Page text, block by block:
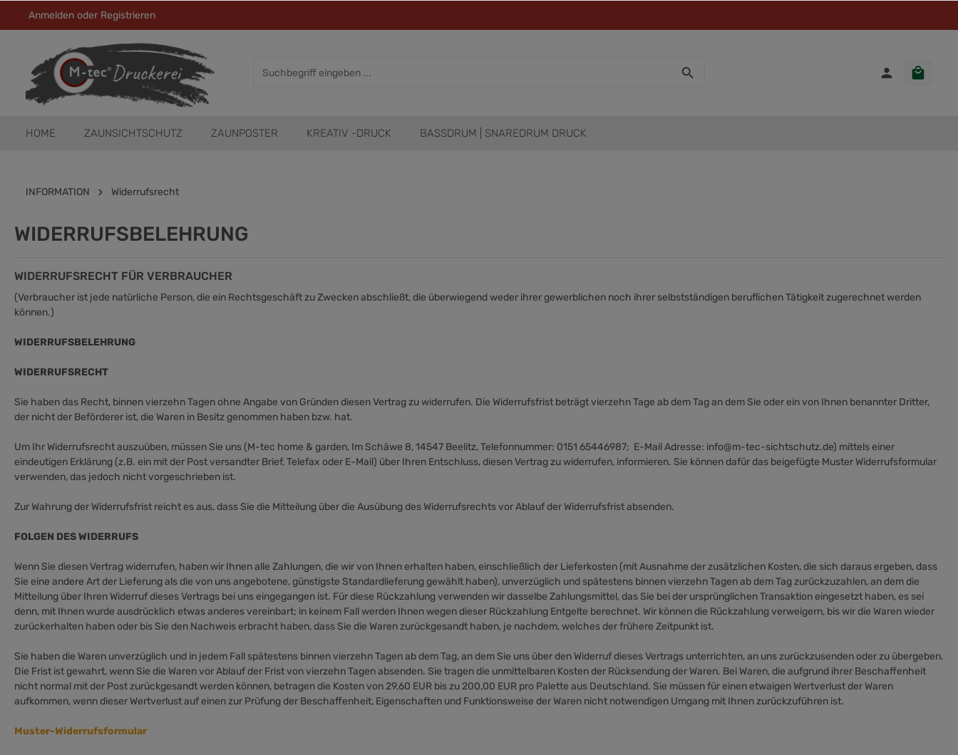
Anmelden oder Registrieren
HOME ZAUNSICHTSCHUTZ ZAUNPOSTER KREATIV -DRUCK BASSDRUM | SNAREDRUM DRUCK
INFORMATION Widerrufsrecht
WIDERRUFSBELEHRUNG
WIDERRUFSRECHT FÜR VERBRAUCHER
(Verbraucher ist jede natürliche Person, die ein Rechtsgeschäft zu Zwecken abschließt, die überwiegend weder ihrer gewerblichen noch ihrer selbstständigen beruflichen Tätigkeit zugerechnet werden
können.)
WIDERRUFSBELEHRUNG
WIDERRUFSRECHT
Sie haben das Recht, binnen vierzehn Tagen ohne Angabe von Gründen diesen Vertrag zu widerrufen. Die Widerrufsfrist beträgt vierzehn Tage ab dem Tag an dem Sie oder ein von Ihnen benannter Dritter,
der nicht der Beförderer ist, die Waren in Besitz genommen haben bzw. hat.
Um Ihr Widerrufsrecht auszuüben, müssen Sie uns (M-tec home & garden, Im Schäwe 8, 14547 Beelitz, Telefonnummer: 0151 65446987; E-Mail Adresse: info@m-tec-sichtschutz.de) mittels einer
eindeutigen Erklärung (z.B. ein mit der Post versandter Brief, Telefax oder E-Mail) über Ihren Entschluss, diesen Vertrag zu widerrufen, informieren. Sie können dafür das beigefügte Muster Widerrufsformular
verwenden, das jedoch nicht vorgeschrieben ist.
Zur Wahrung der Widerrufsfrist reicht es aus, dass Sie die Mitteilung über die Ausübung des Widerrufsrechts vor Ablauf der Widerrufsfrist absenden.
FOLGEN DES WIDERRUFS
Wenn Sie diesen Vertrag widerrufen, haben wir Ihnen alle Zahlungen, die wir von Ihnen erhalten haben, einschließlich der Lieferkosten (mit Ausnahme der zusätzlichen Kosten, die sich daraus ergeben, dass
Sie eine andere Art der Lieferung als die von uns angebotene, günstigste Standardlieferung gewählt haben), unverzüglich und spätestens binnen vierzehn Tagen ab dem Tag zurückzuzahlen, an dem die
Mitteilung über Ihren Widerruf dieses Vertrags bei uns eingegangen ist. Für diese Rückzahlung verwenden wir dasselbe Zahlungsmittel, das Sie bei der ursprünglichen Transaktion eingesetzt haben, es sei
denn, mit Ihnen wurde ausdrücklich etwas anderes vereinbart; in keinem Fall werden Ihnen wegen dieser Rückzahlung Entgelte berechnet. Wir können die Rückzahlung verweigern, bis wir die Waren wieder
zurückerhalten haben oder bis Sie den Nachweis erbracht haben, dass Sie die Waren zurückgesandt haben, je nachdem, welches der frühere Zeitpunkt ist.
Sie haben die Waren unverzüglich und in jedem Fall spätestens binnen vierzehn Tagen ab dem Tag, an dem Sie uns über den Widerruf dieses Vertrags unterrichten, an uns zurückzusenden oder zu übergeben.
Die Frist ist gewahrt, wenn Sie die Waren vor Ablauf der Frist von vierzehn Tagen absenden. Sie tragen die unmittelbaren Kosten der Rücksendung der Waren. Bei Waren, die aufgrund ihrer Beschaffenheit
nicht normal mit der Post zurückgesandt werden können, betragen die Kosten von 29,60 EUR bis zu 200,00 EUR pro Palette aus Deutschland. Sie müssen für einen etwaigen Wertverlust der Waren
aufkommen, wenn dieser Wertverlust auf einen zur Prüfung der Beschaffenheit, Eigenschaften und Funktionsweise der Waren nicht notwendigen Umgang mit Ihnen zurückzuführen ist.
Muster-Widerrufsformular